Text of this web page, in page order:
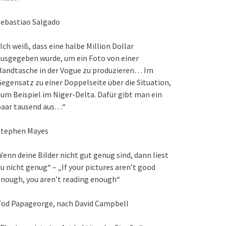
Salgado
weiß, dass eine halbe Million Dollar
wurde, um ein Foto von einer
in der Vogue zu produzieren… Im
zu einer Doppelseite über die Situation,
Beispiel im Niger-Delta. Dafür gibt man ein
tausend aus…“
Mayes
deine Bilder nicht gut genug sind, dann liest
nicht genug“ – „If your pictures aren’t good
you aren’t reading enough“
Papageorge, nach David Campbell